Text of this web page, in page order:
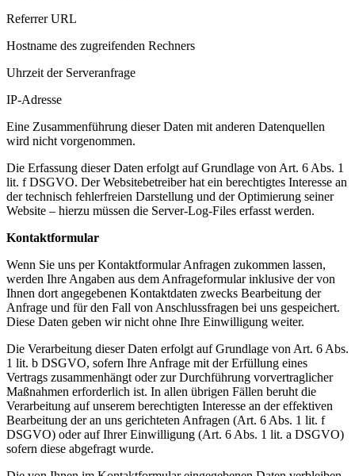
Referrer URL
Hostname des zugreifenden Rechners
Uhrzeit der Serveranfrage
IP-Adresse
Eine Zusammenführung dieser Daten mit anderen Datenquellen
wird nicht vorgenommen.
Die Erfassung dieser Daten erfolgt auf Grundlage von Art. 6 Abs. 1
lit. f DSGVO. Der Websitebetreiber hat ein berechtigtes Interesse an
der technisch fehlerfreien Darstellung und der Optimierung seiner
Website – hierzu müssen die Server-Log-Files erfasst werden.
Kontaktformular
Wenn Sie uns per Kontaktformular Anfragen zukommen lassen,
werden Ihre Angaben aus dem Anfrageformular inklusive der von
Ihnen dort angegebenen Kontaktdaten zwecks Bearbeitung der
Anfrage und für den Fall von Anschlussfragen bei uns gespeichert.
Diese Daten geben wir nicht ohne Ihre Einwilligung weiter.
Die Verarbeitung dieser Daten erfolgt auf Grundlage von Art. 6 Abs.
1 lit. b DSGVO, sofern Ihre Anfrage mit der Erfüllung eines
Vertrags zusammenhängt oder zur Durchführung vorvertraglicher
Maßnahmen erforderlich ist. In allen übrigen Fällen beruht die
Verarbeitung auf unserem berechtigten Interesse an der effektiven
Bearbeitung der an uns gerichteten Anfragen (Art. 6 Abs. 1 lit. f
DSGVO) oder auf Ihrer Einwilligung (Art. 6 Abs. 1 lit. a DSGVO)
sofern diese abgefragt wurde.